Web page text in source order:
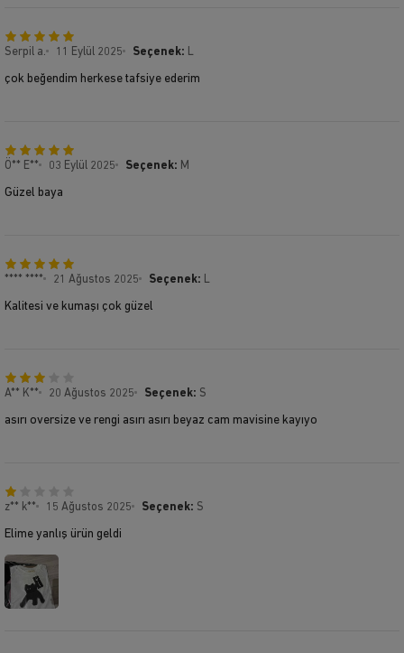
Serpil a. 11 Eylül 2025 Seçenek: L
çok beğendim herkese tafsiye ederim
Ö** E** 03 Eylül 2025 Seçenek: M
Güzel baya
**** **** 21 Ağustos 2025 Seçenek: L
Kalitesi ve kumaşı çok güzel
A** K** 20 Ağustos 2025 Seçenek: S
asırı oversize ve rengi asırı asırı beyaz cam mavisine kayıyo
z** k** 15 Ağustos 2025 Seçenek: S
Elime yanlış ürün geldi